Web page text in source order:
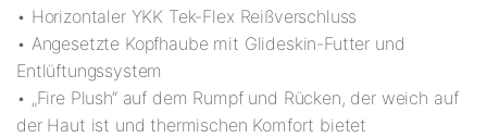
• Horizontaler YKK Tek-Flex Reißverschluss
• Angesetzte Kopfhaube mit Glideskin-Futter und
Entlüftungssystem
• „Fire Plush“ auf dem Rumpf und Rücken, der weich auf
der Haut ist und thermischen Komfort bietet